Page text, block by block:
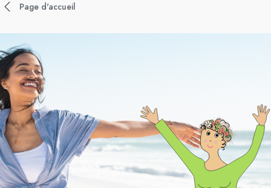
Page d'accueil